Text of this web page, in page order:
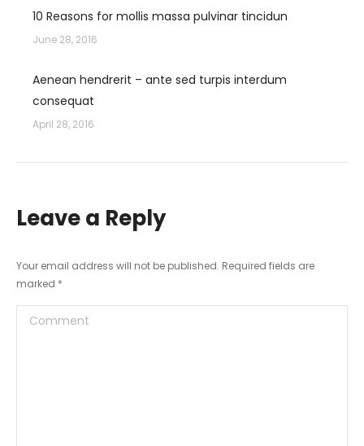
10 Reasons for mollis massa pulvinar tincidun
June 28, 2016
Aenean hendrerit – ante sed turpis interdum
consequat
April 28, 2016
Leave a Reply
Your email address will not be published. Required fields are
marked *
Comment